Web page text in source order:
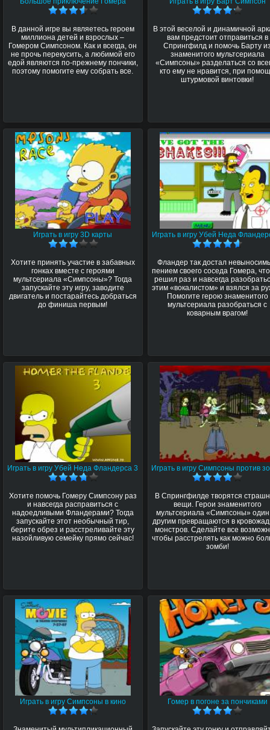
В данной игре вы являетесь героем
миллиона детей и взрослых –
Гомером Симпсоном. Как и всегда, он
не прочь перекусить, а любимой его
едой являются по-прежнему пончики,
поэтому помогите ему собрать все.
В этой веселой и динамичной
вам предстоит отправиться в
Спрингфилд и помочь Барту
знаменитого мультсериала
«Симпсоны» разделаться со
кто ему не нравится, при
штурмовой винтовки!
Играть в игру 3D карты
Хотите принять участие в забавных
гонках вместе с героями
мультсериала «Симпсоны»? Тогда
запускайте эту игру, заводите
двигатель и постарайтесь добраться
до финиша первым!
Играть в игру Убей Неда
Фландер так достал
пением своего соседа Гомера,
решил раз и навсегда
этим «вокалистом» и взялся за
Помогите герою знаменитого
мультсериала разобраться с
коварным врагом!
Играть в игру Убей Неда Фландерса 3
Хотите помочь Гомеру Симпсону раз
и навсегда расправиться с
надоедливыми Фландерами? Тогда
запускайте этот необычный тир,
берите обрез и расстреливайте эту
назойливую семейку прямо сейчас!
Играть в игру Симпсоны против
В Спрингфилде творятся
вещи. Герои знаменитого
мультсериала «Симпсоны» один
другим превращаются в
монстров. Сделайте все
чтобы расстрелять как можно
зомби!
Играть в игру Симпсоны в кино Гомер в погоне за пончиками